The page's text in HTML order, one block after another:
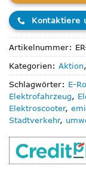
Kontaktiere
Artikelnummer:
Kategorien: Aktion,
Schlagwörter: E-
Elektrofahrzeug,
Elektroscooter,
Stadtverkehr,